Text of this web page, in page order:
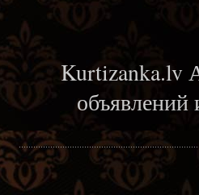
Kurtizanka.lv
объявлений